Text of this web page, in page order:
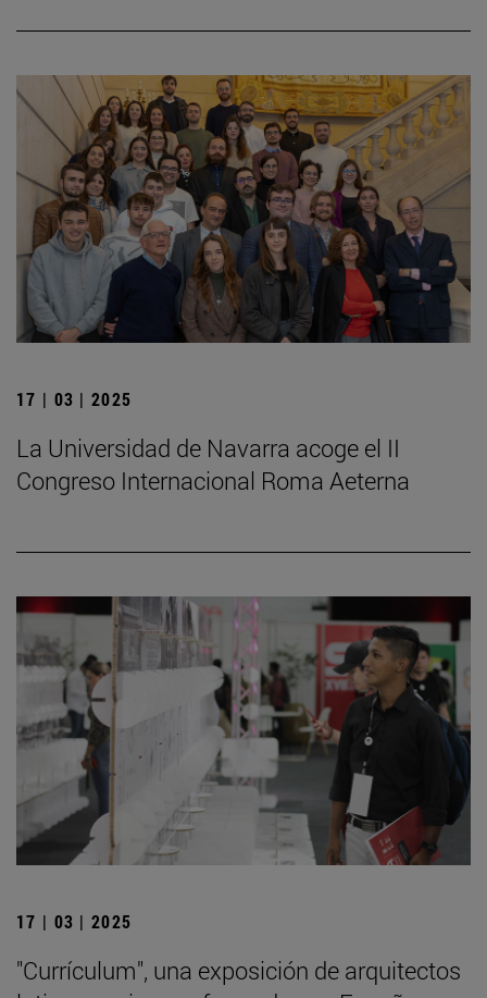
17 | 03 | 2025
La Universidad de Navarra acoge el II
Congreso Internacional Roma Aeterna
17 | 03 | 2025
"Currículum", una exposición de arquitectos